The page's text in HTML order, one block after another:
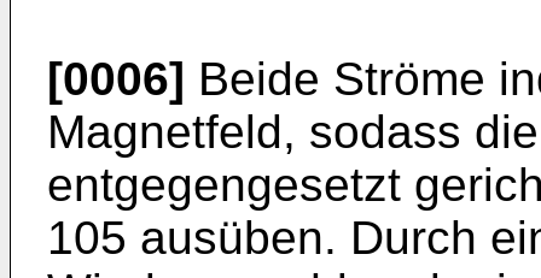
[0006] Beide Ströme
Magnetfeld, sodass
entgegengesetzt
105 ausüben. Durch